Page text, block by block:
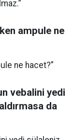
ampule ne
vebalini yedi
da